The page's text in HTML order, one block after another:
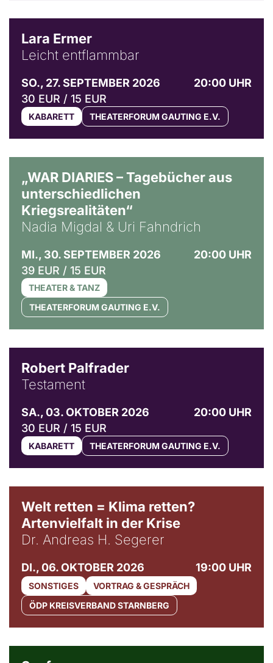
Lara Ermer
Leicht entflammbar
SO., 27. SEPTEMBER 2026
20:00 UHR
30 EUR / 15 EUR
KABARETT THEATERFORUM GAUTING E.V.
„WAR DIARIES – Tagebücher aus
unterschiedlichen
Kriegsrealitäten“
Nadia Migdal & Uri Fahndrich
MI., 30. SEPTEMBER 2026
20:00 UHR
39 EUR / 15 EUR
THEATER & TANZ
THEATERFORUM GAUTING E.V.
Robert Palfrader
Testament
SA., 03. OKTOBER 2026
20:00 UHR
30 EUR / 15 EUR
KABARETT THEATERFORUM GAUTING E.V.
Welt retten = Klima retten?
Artenvielfalt in der Krise
Dr. Andreas H. Segerer
DI., 06. OKTOBER 2026 19:00 UHR
SONSTIGES
VORTRAG & GESPRÄCH
ÖDP KREISVERBAND STARNBERG